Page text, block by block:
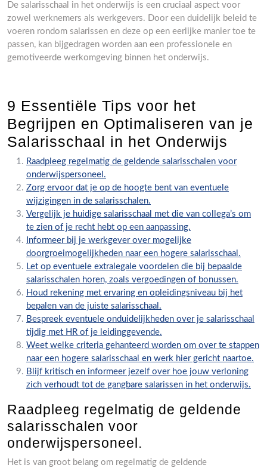
De salarisschaal in het onderwijs is een cruciaal aspect voor
zowel werknemers als werkgevers. Door een duidelijk beleid te
voeren rondom salarissen en deze op een eerlijke manier toe te
passen, kan bijgedragen worden aan een professionele en
gemotiveerde werkomgeving binnen het onderwijs.
9 Essentiële Tips voor het
Begrijpen en Optimaliseren van je
Salarisschaal in het Onderwijs
Raadpleeg regelmatig de geldende salarisschalen voor
onderwijspersoneel.
Zorg ervoor dat je op de hoogte bent van eventuele
wijzigingen in de salarisschalen.
Vergelijk je huidige salarisschaal met die van collega’s om
te zien of je recht hebt op een aanpassing.
Informeer bij je werkgever over mogelijke
doorgroeimogelijkheden naar een hogere salarisschaal.
Let op eventuele extralegale voordelen die bij bepaalde
salarisschalen horen, zoals vergoedingen of bonussen.
Houd rekening met ervaring en opleidingsniveau bij het
bepalen van de juiste salarisschaal.
Bespreek eventuele onduidelijkheden over je salarisschaal
tijdig met HR of je leidinggevende.
Weet welke criteria gehanteerd worden om over te stappen
naar een hogere salarisschaal en werk hier gericht naartoe.
Blijf kritisch en informeer jezelf over hoe jouw verloning
zich verhoudt tot de gangbare salarissen in het onderwijs.
Raadpleeg regelmatig de geldende
salarisschalen voor
onderwijspersoneel.
Het is van groot belang om regelmatig de geldende